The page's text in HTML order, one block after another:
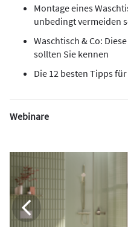
Montage eines
unbedingt vermeiden
Waschtisch & Co:
sollten Sie kennen
Die 12 besten Tipps
Webinare